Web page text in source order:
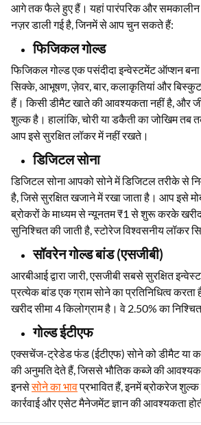
आगे तक फैले हुए हैं। यहां पारंपरिक और समकालीन
नज़र डाली गई है, जिनमें से आप चुन सकते हैं:
फिजिकल गोल्ड
फिजिकल गोल्ड एक पसंदीदा इन्वेस्टमेंट ऑप्शन
सिक्के, आभूषण, ज़ेवर, बार, कलाकृतियां और
हैं। किसी डीमैट खाते की आवश्यकता नहीं है, और
शुल्क है। हालांकि, चोरी या डकैती का जोखिम तब
आप इसे सुरक्षित लॉकर में नहीं रखते।
डिजिटल सोना
डिजिटल सोना आपको सोने में डिजिटल तरीके से
है, जिसे सुरक्षित खजाने में रखा जाता है। आप इसे
ब्रोकरों के माध्यम से न्यूनतम ₹1 से शुरू करके
सुनिश्चित की जाती है, स्टोरेज विश्वसनीय लॉकर
सॉवरेन गोल्ड बांड (एसजीबी)
आरबीआई द्वारा जारी, एसजीबी सबसे सुरक्षित
प्रत्येक बांड एक ग्राम सोने का प्रतिनिधित्व
खरीद सीमा 4 किलोग्राम है। वे 2.50% का निश्चित
गोल्ड ईटीएफ
एक्सचेंज-ट्रेडेड फंड (ईटीएफ) सोने को डीमैट या
की अनुमति देते हैं, जिससे भौतिक कब्जे की
इनसेसोने का भावप्रभावित हैं, इनमें ब्रोकरेज
कार्रवाई और एसेट मैनेजमेंट ज्ञान की आवश्यकता